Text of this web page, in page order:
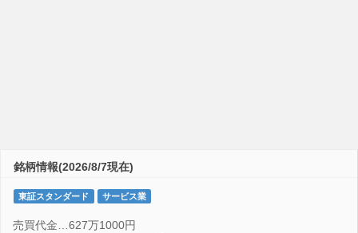
銘柄情報(2026/8/7現在)
東証スタンダード サービス業
売買代金…627万1000円